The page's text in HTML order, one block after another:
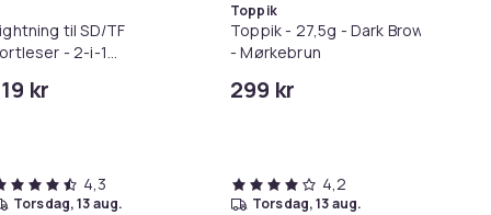
til SD/TF
- 2-i-1
iPad
kr
4,3
torsdag, 13 aug.
Toppik
Toppik - 27,5g - Dark Brown
- Mørkebrun
299 kr
4,2
torsdag, 13 aug.